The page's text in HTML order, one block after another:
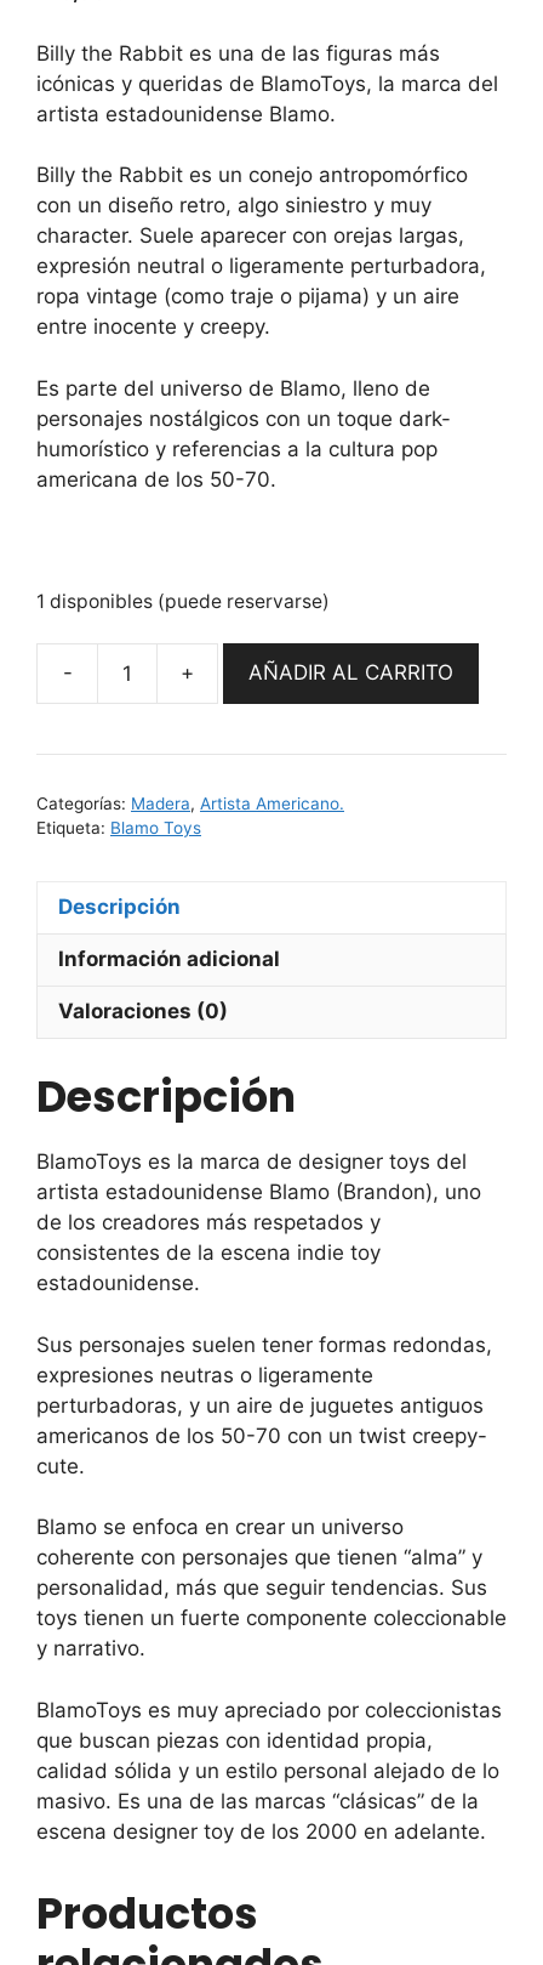
Billy the Rabbit es una de las figuras más
icónicas y queridas de BlamoToys, la marca del
artista estadounidense Blamo.
Billy the Rabbit es un conejo antropomórfico
con un diseño retro, algo siniestro y muy
character. Suele aparecer con orejas largas,
expresión neutral o ligeramente perturbadora,
ropa vintage (como traje o pijama) y un aire
entre inocente y creepy.
Es parte del universo de Blamo, lleno de
personajes nostálgicos con un toque dark-
humorístico y referencias a la cultura pop
americana de los 50-70.
1 disponibles (puede reservarse)
Billy
Blamo
AÑADIR AL CARRITO
Categorías: Madera, Artista Americano.
Etiqueta: Blamo Toys
Descripción
Información adicional
Valoraciones (0)
Descripción
BlamoToys es la marca de designer toys del
artista estadounidense Blamo (Brandon), uno
de los creadores más respetados y
consistentes de la escena indie toy
estadounidense.
Sus personajes suelen tener formas redondas,
expresiones neutras o ligeramente
perturbadoras, y un aire de juguetes antiguos
americanos de los 50-70 con un twist creepy-
cute.
Blamo se enfoca en crear un universo
coherente con personajes que tienen “alma” y
personalidad, más que seguir tendencias. Sus
toys tienen un fuerte componente coleccionable
y narrativo.
BlamoToys es muy apreciado por coleccionistas
que buscan piezas con identidad propia,
calidad sólida y un estilo personal alejado de lo
masivo. Es una de las marcas “clásicas” de la
escena designer toy de los 2000 en adelante.
Productos